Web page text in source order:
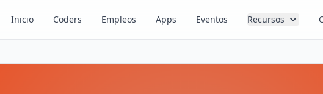
Inicio Coders Empleos Apps Eventos Recursos